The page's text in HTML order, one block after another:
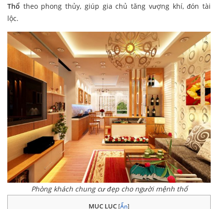
Thổ theo phong thủy, giúp gia chủ tăng vượng khí, đón tài
lộc.
Phòng khách chung cư đẹp cho người mệnh thổ
MỤC LỤC [Ẩn]